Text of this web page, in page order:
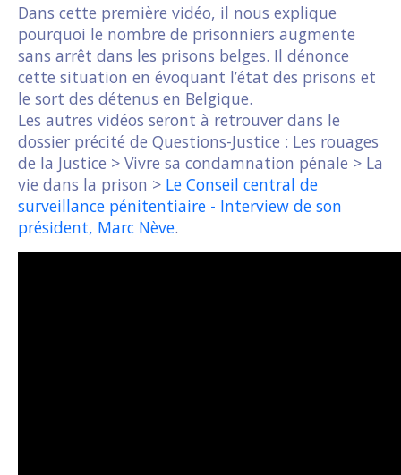
Dans cette première vidéo, il nous explique
pourquoi le nombre de prisonniers augmente
sans arrêt dans les prisons belges. Il dénonce
cette situation en évoquant l’état des prisons et
le sort des détenus en Belgique.
Les autres vidéos seront à retrouver dans le
dossier précité de Questions-Justice : Les rouages
de la Justice > Vivre sa condamnation pénale > La
vie dans la prison > Le Conseil central de
surveillance pénitentiaire - Interview de son
président, Marc Nève.